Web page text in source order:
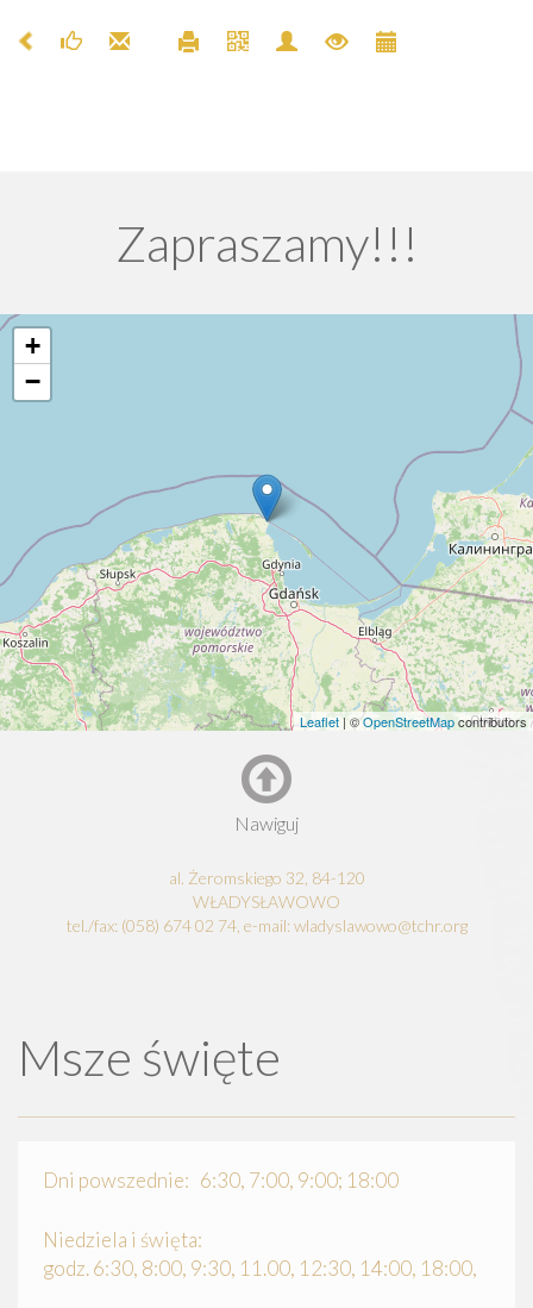
Zapraszamy!!!
+
−
Leaflet | ©OpenStreetMapcontributors
Nawiguj
al. Żeromskiego 32, 84-120
WŁADYSŁAWOWO
tel./fax: (058) 674 02 74, e-mail: wladyslawowo@tchr.org
Msze święte
Dni powszednie: 6:30, 7:00, 9:00; 18:00
Niedziela i święta:
godz. 6:30, 8:00, 9:30, 11.00, 12:30, 14:00, 18:00,